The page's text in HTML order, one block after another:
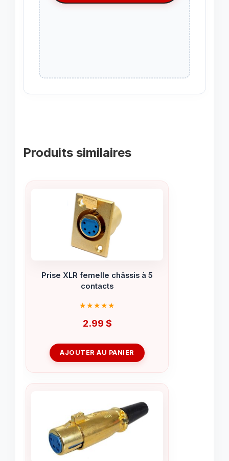
Produits similaires
Prise XLR femelle châssis à 5
contacts
2.99 $
AJOUTER AU PANIER